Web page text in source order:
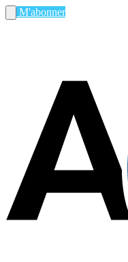
M'abonner